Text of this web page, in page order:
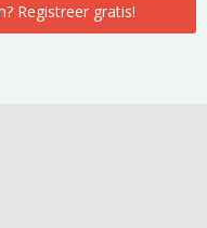
Registreer gratis!